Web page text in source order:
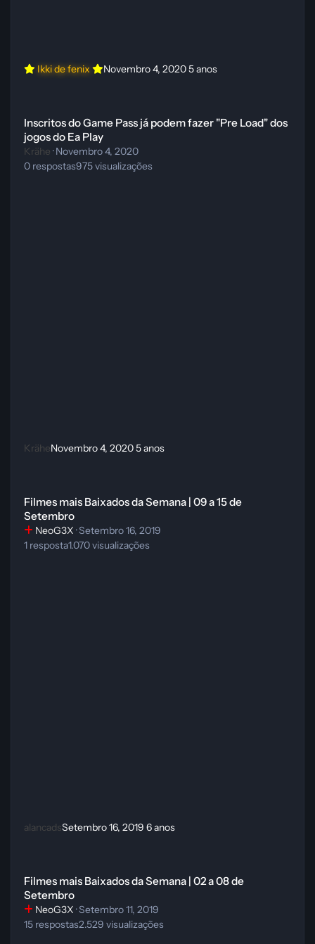
Ikki de fenix Novembro 4, 20205 anos
Inscritos do Game Pass já podem fazer "Pre Load" dos
jogos do Ea Play
Krähe ·Novembro 4, 2020
0 respostas975visualizações
KräheNovembro 4, 20205 anos
Filmes mais Baixados da Semana | 09 a 15 de
Setembro
NeoG3X ·Setembro 16, 2019
1 resposta1.070visualizações
alancadsSetembro 16, 20196 anos
Filmes mais Baixados da Semana | 02 a 08 de
Setembro
NeoG3X ·Setembro 11, 2019
15 respostas2.529 visualizações